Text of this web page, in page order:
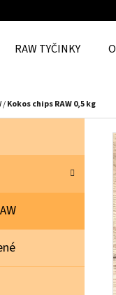
RAW TYČINKY
/Kokos chips RAW 0,5 kg